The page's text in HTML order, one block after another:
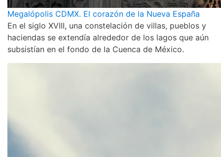
Megalópolis CDMX. El corazón de la Nueva España
En el siglo XVIII, una constelación de villas, pueblos y
haciendas se extendía alrededor de los lagos que aún
subsistían en el fondo de la Cuenca de México.